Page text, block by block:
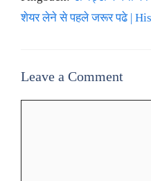
शेयर लेने से पहले जरूर पढे |
Leave a Comment